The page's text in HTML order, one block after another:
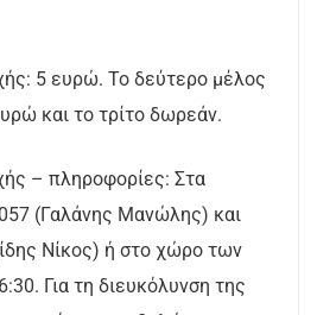
5 ευρώ. Το δεύτερο μέλος
και το τρίτο δωρεάν.
– πληροφορίες: Στα
(Γαλάνης Μανώλης) και
Νίκος) ή στο χώρο των
Για τη διευκόλυνση της